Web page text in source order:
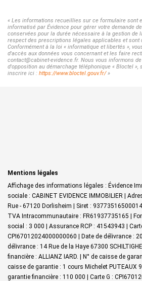
« Les informations recueillies sur ce formulaire sont
informatisé par Évidence pour gérer votre demande
conservées pour la durée nécessaire à la gestion de
respect des prescriptions légales applicables et sont
Conformément à la loi « informatique et libertés »,
d'accès aux données vous concernant et les faire
contact@cabinet-evidence.fr. Nous vous informons
d'opposition au démarchage téléphonique « Bloctel »,
inscrire ici : https://www.bloctel.gouv.fr/»
Mentions légales
Affichage des informations légales : Évidence
sociale : CABINET EVIDENCE IMMOBILIER |
Rue - 67120 Dorlisheim | Siret :
TVA Intracommunautaire : FR61937735165 |
social : 3 000 | Assurance RCP : 41543943 |
CPI67012024000000060 | Date de délivrance :
délivrance : 14 Rue de la Haye 67300
financière : ALLIANZ IARD. | N° de caisse de
caisse de garantie : 1 cours Michelet PUTEAUX
garantie financière : 110 000 | Carte G :